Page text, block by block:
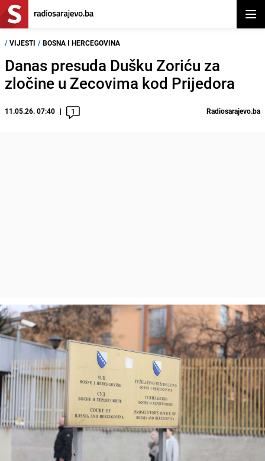
/ VIJESTI / BOSNA I HERCEGOVINA
Danas presuda Dušku Zoriću za
zločine u Zecovima kod Prijedora
11.05.26. 07:40 1 Radiosarajevo.ba